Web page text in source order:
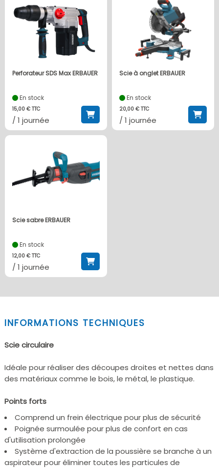
Perforateur SDS Max ERBAUER
En stock
15,00 € TTC
/ 1 journée
Scie à onglet ERBAUER
En stock
20,00 € TTC
/ 1 journée
Scie sabre ERBAUER
En stock
12,00 € TTC
/ 1 journée
INFORMATIONS TECHNIQUES
Scie circulaire
Idéale pour réaliser des découpes droites et nettes dans
des matériaux comme le bois, le métal, le plastique.
Points forts
Comprend un frein électrique pour plus de sécurité
Poignée surmoulée pour plus de confort en cas
d'utilisation prolongée
Système d'extraction de la poussière se branche à un
aspirateur pour éliminer toutes les particules de